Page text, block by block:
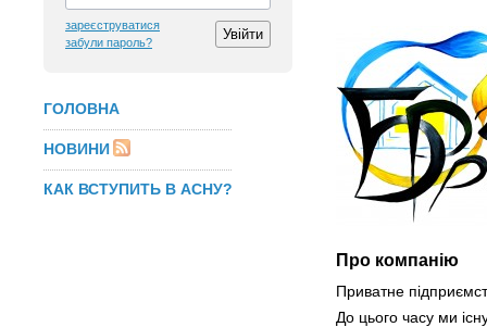
зареєструватися
забули пароль?
ГОЛОВНА
НОВИНИ
КАК ВСТУПИТЬ В АСНУ?
Про компанію
Приватне
До цього часу ми